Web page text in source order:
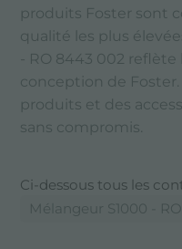
produits Foster sont
qualité les plus
- RO 8443 002
conception de
produits et des
sans compromis.
Ci-dessous tous les
Mélangeur S1000 -